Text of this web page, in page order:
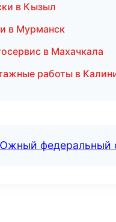
в Кызыл
в Мурманск
в Махачкала
работы в
федеральный